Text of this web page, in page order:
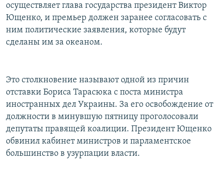
осуществляет глава государства президент Виктор
Ющенко, и премьер должен заранее согласовать с
ним политические заявления, которые будут
сделаны им за океаном.
Это столкновение называют одной из причин
отставки Бориса Тарасюка с поста министра
иностранных дел Украины. За его освобождение от
должности в минувшую пятницу проголосовали
депутаты правящей коалиции. Президент Ющенко
обвинил кабинет министров и парламентское
большинство в узурпации власти.